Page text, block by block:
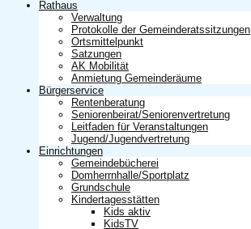
Rathaus
Verwaltung
Protokolle der Gemeinderatssitzungen
Ortsmittelpunkt
Satzungen
AK Mobilität
Anmietung Gemeinderäume
Bürgerservice
Rentenberatung
Seniorenbeirat/Seniorenvertretung
Leitfaden für Veranstaltungen
Jugend/Jugendvertretung
Einrichtungen
Gemeindebücherei
Domherrnhalle/Sportplatz
Grundschule
Kindertagesstätten
Kids aktiv
KidsTV